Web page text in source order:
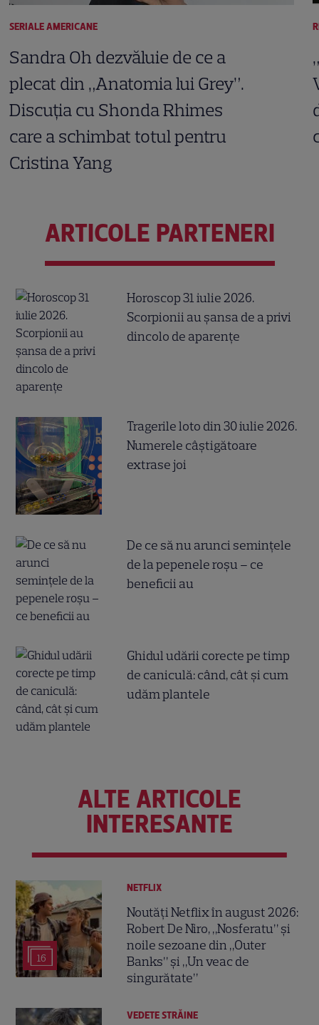
SERIALE AMERICANE
Sandra Oh dezvăluie de ce a
plecat din „Anatomia lui Grey”.
Discuția cu Shonda Rhimes
care a schimbat totul pentru
Cristina Yang
ARTICOLE PARTENERI
Horoscop 31 iulie 2026.
Scorpionii au șansa de a privi
dincolo de aparențe
Tragerile loto din 30 iulie 2026.
Numerele câştigătoare
extrase joi
De ce să nu arunci semințele
de la pepenele roșu – ce
beneficii au
Ghidul udării corecte pe timp
de caniculă: când, cât şi cum
udăm plantele
ALTE ARTICOLE
INTERESANTE
16
NETFLIX
Noutăți Netflix în august 2026:
Robert De Niro, „Nosferatu” și
noile sezoane din „Outer
Banks” și „Un veac de
singurătate”
VEDETE STRĂINE